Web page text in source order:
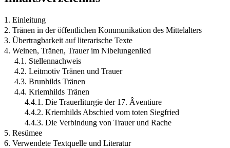
1. Einleitung
2. Tränen in der öffentlichen Kommunikation des Mittelalters
3. Übertragbarkeit auf literarische Texte
4. Weinen, Tränen, Trauer im Nibelungenlied
4.1. Stellennachweis
4.2. Leitmotiv Tränen und Trauer
4.3. Brunhilds Tränen
4.4. Kriemhilds Tränen
4.4.1. Die Trauerliturgie der 17. Âventiure
4.4.2. Kriemhilds Abschied vom toten Siegfried
4.4.3. Die Verbindung von Trauer und Rache
5. Resümee
6. Verwendete Textquelle und Literatur